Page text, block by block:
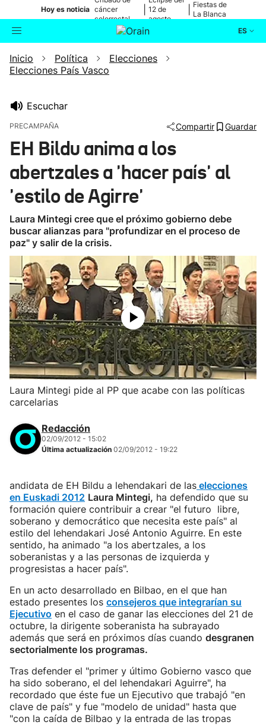
Hoy es noticia cáncer
colorrectal
12 de
agosto
Fiestas de
La Blanca
ES
Buscador Actualidad
Ikusmiran
Eguraldia
Inicio Política
Elecciones
Elecciones País Vasco
Escuchar
PRECAMPAÑA Compartir Guardar
EH Bildu anima a los
abertzales a 'hacer país' al
'estilo de Agirre'
Laura Mintegi cree que el próximo gobierno debe
buscar alianzas para "profundizar en el proceso de
paz" y salir de la crisis.
Laura Mintegi pide al PP que acabe con las políticas
carcelarias
Redacción
02/09/2012 - 15:02
Última actualización 02/09/2012 - 19:22
andidata de EH Bildu a lehendakari de las elecciones
en Euskadi 2012 Laura Mintegi, ha defendido que su
formación quiere contribuir a crear "el futuro libre,
soberano y democrático que necesita este país" al
estilo del lehendakari José Antonio Aguirre. En este
sentido, ha animado "a los abertzales, a los
soberanistas y a las personas de izquierda y
progresistas a hacer país".
En un acto desarrollado en Bilbao, en el que han
estado presentes los consejeros que integrarían su
Ejecutivo en el caso de ganar las elecciones del 21 de
octubre, la dirigente soberanista ha subrayado
además que será en próximos días cuando desgranen
sectorialmente los programas.
Tras defender el "primer y último Gobierno vasco que
ha sido soberano, el del lehendakari Aguirre", ha
recordado que éste fue un Ejecutivo que trabajó "en
clave de país" y fue "modelo de unidad" hasta que
"con la caída de Bilbao y la entrada de las tropas